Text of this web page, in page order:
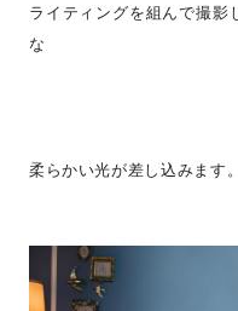
ライティングを組んで撮影
な
柔らかい光が差し込みます。